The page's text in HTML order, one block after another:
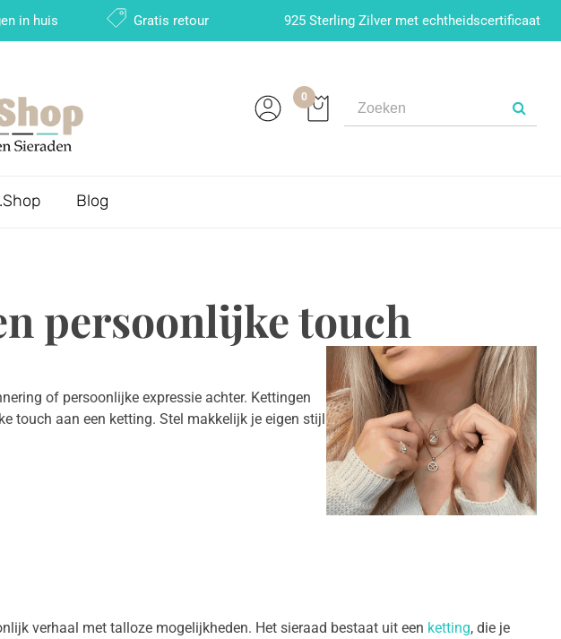
in huis Gratis retour 925 Sterling Zilver met echtheidscertificaat
0
Blog
persoonlijke touch
of persoonlijke expressie achter. Kettingen
touch aan een ketting. Stel makkelijk je eigen stijl
verhaal met talloze mogelijkheden. Het sieraad bestaat uit een ketting, die je